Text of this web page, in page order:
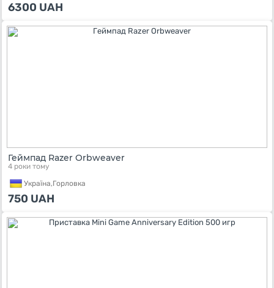
6300 UAH
Геймпад Razer Orbweaver
4 роки тому
Україна,Горловка
750 UAH